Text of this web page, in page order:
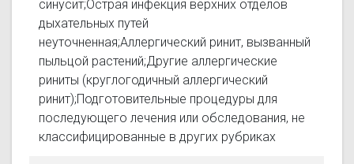
синусит;Острая инфекция верхних отделов
дыхательных путей
неуточненная;Аллергический ринит, вызванный
пыльцой растений;Другие аллергические
риниты (круглогодичный аллергический
ринит);Подготовительные процедуры для
последующего лечения или обследования, не
классифицированные в других рубриках